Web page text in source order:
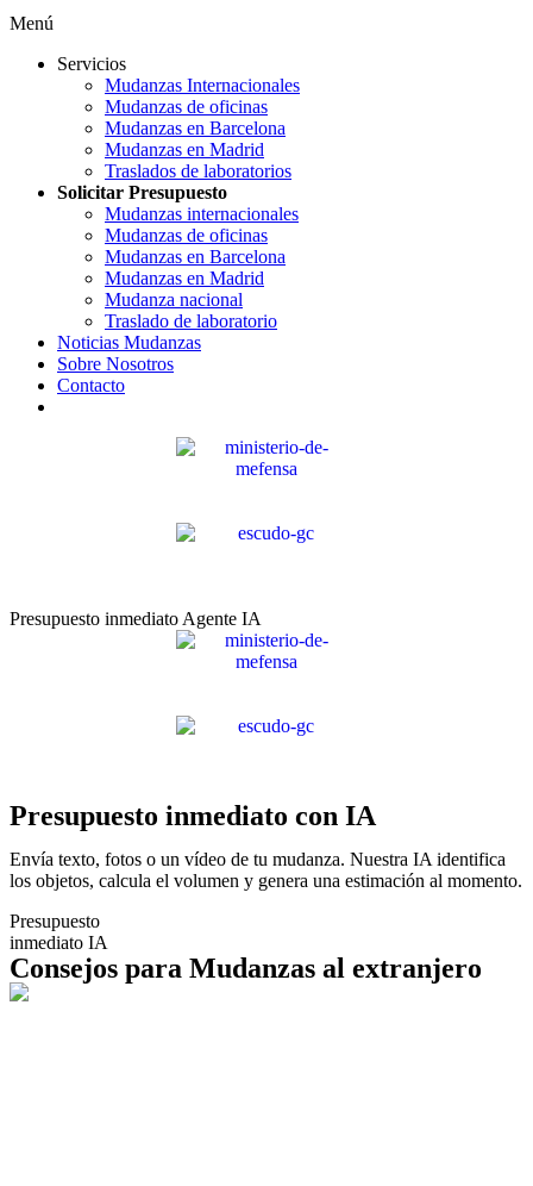
Menú
Servicios
Mudanzas Internacionales
Mudanzas de oficinas
Mudanzas en Barcelona
Mudanzas en Madrid
Traslados de laboratorios
Solicitar Presupuesto
Mudanzas internacionales
Mudanzas de oficinas
Mudanzas en Barcelona
Mudanzas en Madrid
Mudanza nacional
Traslado de laboratorio
Noticias Mudanzas
Sobre Nosotros
Contacto
Presupuesto inmediato Agente IA
Presupuesto inmediato con IA
Envía texto, fotos o un vídeo de tu mudanza. Nuestra IA identifica
los objetos, calcula el volumen y genera una estimación al momento.
Presupuesto
inmediato IA
Consejos para Mudanzas al extranjero